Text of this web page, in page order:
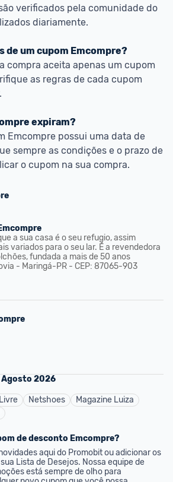
verificados pela comunidade do
diariamente.
de um cupom Emcompre?
compra aceita apenas um cupom
as regras de cada cupom
expiram?
Emcompre possui uma data de
sempre as condições e o prazo de
o cupom na sua compra.
a sua casa é o seu refugio, assim
variados para o seu lar. É a revendedora
fundada a mais de 50 anos
- Maringá-PR - CEP: 87065-903
Agosto 2026
Netshoes
Magazine Luiza
de desconto Emcompre?
aqui do Promobit ou adicionar os
Lista de Desejos. Nossa equipe de
está sempre de olho para